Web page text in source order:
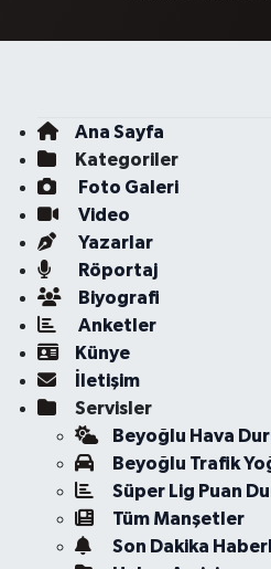
Ana Sayfa
Kategoriler
Foto Galeri
Video
Yazarlar
Röportaj
Biyografi
Anketler
Künye
İletişim
Servisler
Beyoğlu Hava
Beyoğlu Trafik
Süper Lig Puan
Tüm Manşetler
Son Dakika